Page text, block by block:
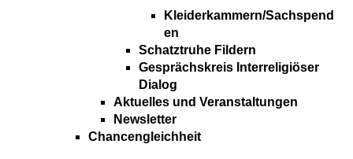
Kleiderkammern/Sachspend
en
Schatztruhe Fildern
Gesprächskreis Interreligiöser
Dialog
Aktuelles und Veranstaltungen
Newsletter
Chancengleichheit